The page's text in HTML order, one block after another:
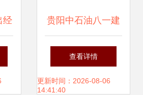
经 贵阳中石油八一建
军节庆典晚会圆满
举行
查看详情
更新时间：2026-08-06
14:41:40